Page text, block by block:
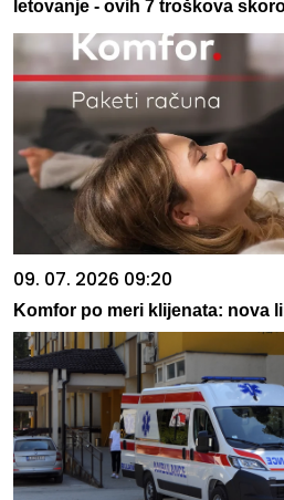
letovanje - ovih 7 troškova
09. 07. 2026 09:20
Komfor po meri klijenata: nova